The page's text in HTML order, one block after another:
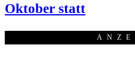
Okto­ber statt